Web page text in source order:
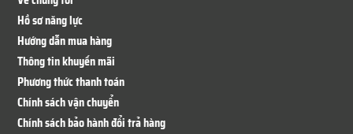
Hồ sơ năng lực
Hướng dẫn mua hàng
Thông tin khuyến mãi
Phương thức thanh toán
Chính sách vận chuyển
Chính sách bảo hành đổi trả hàng